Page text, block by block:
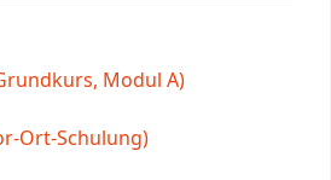
Modul A)
Ort-Schulung)